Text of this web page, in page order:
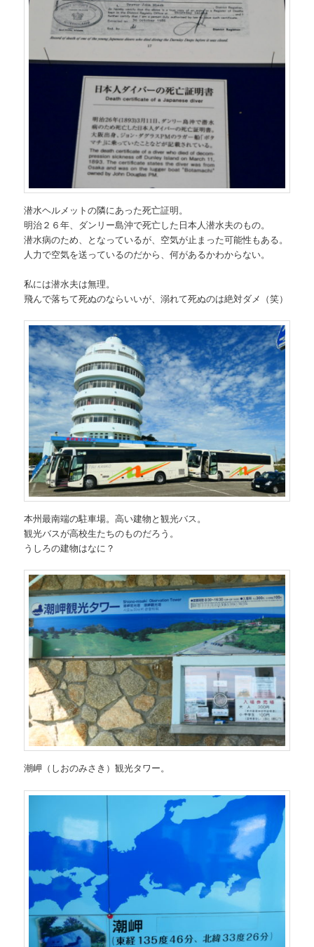
潜水ヘルメットの隣にあった死亡証明。
明治２６年、ダンリー島沖で死亡した日本人潜水夫のもの。
潜水病のため、となっているが、空気が止まった可能性もある。
人力で空気を送っているのだから、何があるかわからない。
私には潜水夫は無理。
飛んで落ちて死ぬのならいいが、溺れて死ぬのは絶対ダメ（笑）
本州最南端の駐車場。高い建物と観光バス。
観光バスが高校生たちのものだろう。
うしろの建物はなに？
潮岬（しおのみさき）観光タワー。